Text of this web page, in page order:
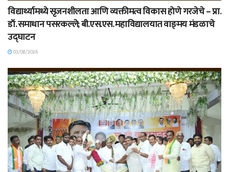
विद्यार्थ्यामध्ये सृजनशीलता आणि व्यक्तीमत्व विकास होणे गरजेचे – प्रा.
डॉ. समाधान पसरकल्ले; बी.एस.एस. महाविद्यालयात वाङ्‌मय मंडळाचे
उद्घाटन
03/08/2026